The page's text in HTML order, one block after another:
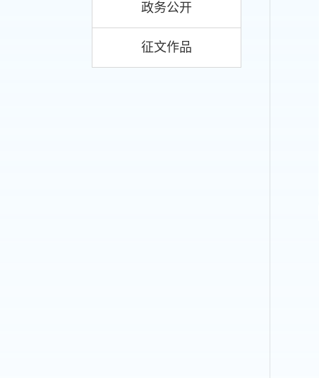
政务公开
征文作品